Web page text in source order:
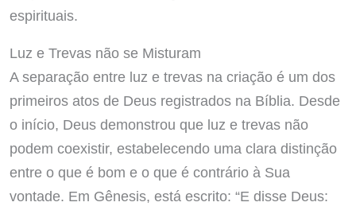
espirituais.
Luz e Trevas não se Misturam
A separação entre luz e trevas na criação é um dos
primeiros atos de Deus registrados na Bíblia. Desde
o início, Deus demonstrou que luz e trevas não
podem coexistir, estabelecendo uma clara distinção
entre o que é bom e o que é contrário à Sua
vontade. Em Gênesis, está escrito: “E disse Deus: